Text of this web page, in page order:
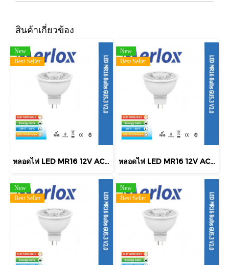
สินค้าเกี่ยวข้อง
New
Best Seller
หลอดไฟ LED MR16 12V AC/DC 7W 560LM 3000K 38° GU5.3 Merlox
New
Best Seller
หลอดไฟ LED MR16 12V AC/DC 5W 400LM 3000K 38° GU5.3 Merlox
New
Best Seller
New
Best Seller